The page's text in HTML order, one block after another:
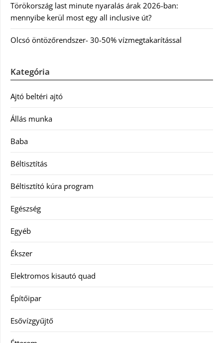
Törökország last minute nyaralás árak 2026-ban:
mennyibe kerül most egy all inclusive út?
Olcsó öntözőrendszer- 30-50% vízmegtakarítással
Kategória
Ajtó beltéri ajtó
Állás munka
Baba
Béltisztítás
Béltisztító kúra program
Egészség
Egyéb
Ékszer
Elektromos kisautó quad
Építőipar
Esővízgyűjtő